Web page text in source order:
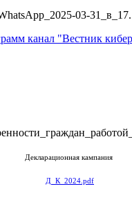
канал "Вестник
Декларационная кампания
Д_К_2024.pdf